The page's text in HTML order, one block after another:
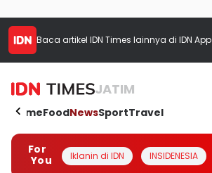
Baca artikel IDN Times lainnya di IDN App
JATIM
HomeFoodNewsSportTravel
For
You
Iklanin di IDN INSIDENESIA